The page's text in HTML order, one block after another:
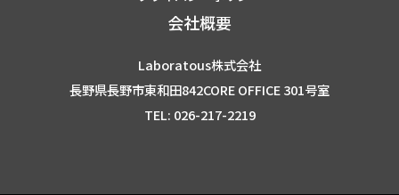
会社概要
Laboratous株式会社
長野県長野市東和田842CORE OFFICE 301号室
TEL: 026-217-2219